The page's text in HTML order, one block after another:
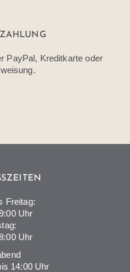
PayPal, Kreditkarte oder
Freitag:
Uhr
Uhr
14:00 Uhr